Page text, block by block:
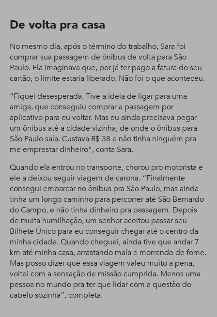
De volta pra casa
No mesmo dia, após o término do trabalho, Sara foi
comprar sua passagem de ônibus de volta para São
Paulo. Ela imaginava que, por já ter pago a fatura do seu
cartão, o limite estaria liberado. Não foi o que aconteceu.
“Fiquei desesperada. Tive a ideia de ligar para uma
amiga, que conseguiu comprar a passagem por
aplicativo para eu voltar. Mas eu ainda precisava pegar
um ônibus até a cidade vizinha, de onde o ônibus para
São Paulo saía. Custava R$ 38 e não tinha ninguém pra
me emprestar dinheiro”, conta Sara.
Quando ela entrou no transporte, chorou pro motorista e
ele a deixou seguir viagem de carona. “Finalmente
consegui embarcar no ônibus pra São Paulo, mas ainda
tinha um longo caminho para percorrer até São Bernardo
do Campo, e não tinha dinheiro pra passagem. Depois
de muita humilhação, um senhor aceitou passar seu
Bilhete Único para eu conseguir chegar até o centro da
minha cidade. Quando cheguei, ainda tive que andar 7
km até minha casa, arrastando mala e morrendo de fome.
Mas posso dizer que essa viagem valeu muito a pena,
voltei com a sensação de missão cumprida. Menos uma
pessoa no mundo pra ter que lidar com a questão do
cabelo sozinha”, completa.